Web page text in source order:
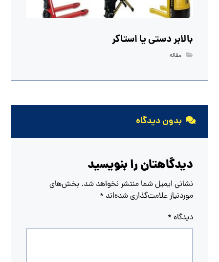
بالابر دستی یا استاکر
مقاله
بدون دیدگاه
دیدگاهتان را بنویسید
نشانی ایمیل شما منتشر نخواهد شد. بخش‌های
موردنیاز علامت‌گذاری شده‌اند *
دیدگاه *